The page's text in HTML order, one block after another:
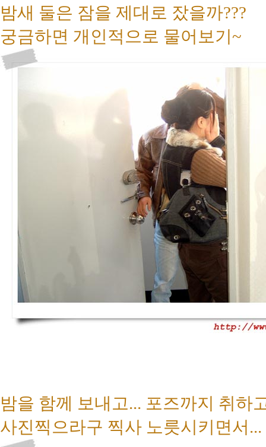
밤새 둘은 잠을 제대로 잤을까???
궁금하면 개인적으로 물어보기~
밤을 함께 보내고... 포즈까지 취하
사진찍으라구 찍사 노릇시키면서